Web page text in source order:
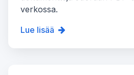
verkossa.
Lue lisää